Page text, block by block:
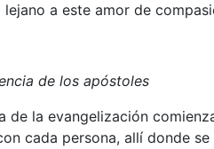
a este amor de
de los apóstoles
de la evangelización
cada persona, allí donde